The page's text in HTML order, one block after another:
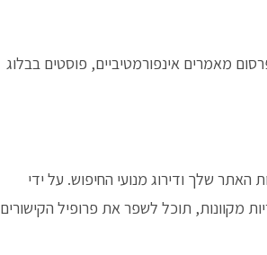
מאמרים אינפורמטיביים, פוסטים בבלוג
האתר שלך ודירוג מנועי החיפוש. על ידי
מקוונות, תוכל לשפר את פרופיל הקישורים